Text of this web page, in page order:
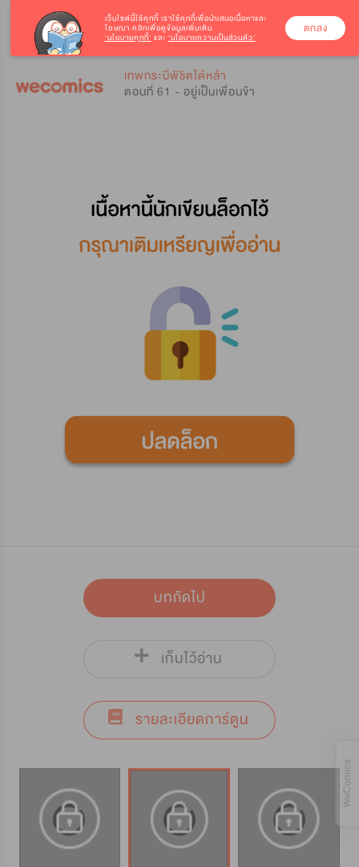
เทพกระบี่พิชิตใต้หล้า
ตอนที่ 61 - อยู่เป็นเพื่อนข้า
บทถัดไป
เก็บไว้อ่าน
รายละเอียดการ์ตูน
เว็บไซต์นี้ใช้คุกกี้ เราใช้คุกกี้เพื่อนำเสนอเนื้อหาและ
โฆษณา คลิกเพื่อดูข้อมูลเพิ่มเติม
‘นโยบายคุกกี้’ และ ‘นโยบายความเป็นส่วนตัว’
ตกลง